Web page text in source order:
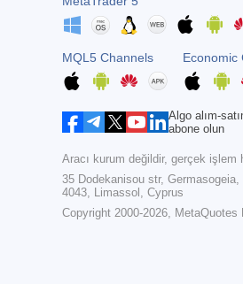
MQL5 Channels Economic
Algo alım-
abone olun
Aracı kurum değildir, gerçek işlem
35 Dodekanisou str, Germasogeia,
4043, Limassol, Cyprus
Copyright 2000-2026, MetaQuotes